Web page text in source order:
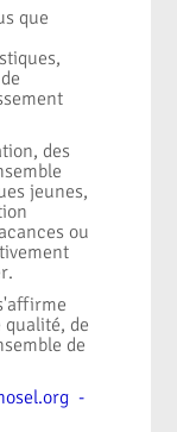
que
des
jeunes,
ou
de
de
-